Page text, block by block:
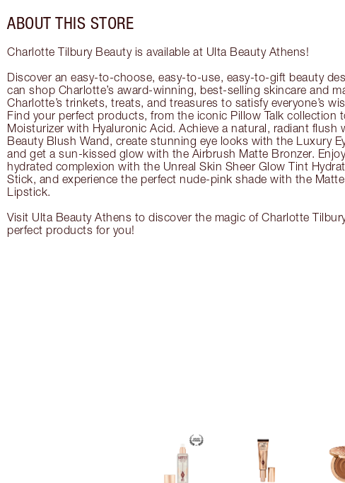
ABOUT THIS STORE
Charlotte Tilbury Beauty is available at Ulta Beauty Athens!
Discover an easy-to-choose, easy-to-use, easy-to-gift beauty
can shop Charlotte’s award-winning, best-selling skincare and
Charlotte’s trinkets, treats, and treasures to satisfy everyone’s
Find your perfect products, from the iconic Pillow Talk collection
Moisturizer with Hyaluronic Acid. Achieve a natural, radiant flush
Beauty Blush Wand, create stunning eye looks with the Luxury
and get a sun-kissed glow with the Airbrush Matte Bronzer.
hydrated complexion with the Unreal Skin Sheer Glow Tint
Stick, and experience the perfect nude-pink shade with the
Lipstick.
Visit Ulta Beauty Athens to discover the magic of Charlotte
perfect products for you!